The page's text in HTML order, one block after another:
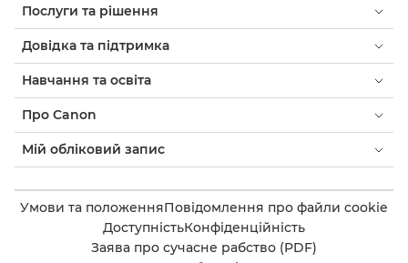
Послуги та рішення
Довідка та підтримка
Навчання та освіта
Про Canon
Мій обліковий запис
Умови та положенняПовідомлення про файли cookie
ДоступністьКонфіденційність
Заява про сучасне рабство (PDF)